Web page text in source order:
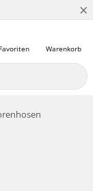
×
Warenkorb
Favoriten